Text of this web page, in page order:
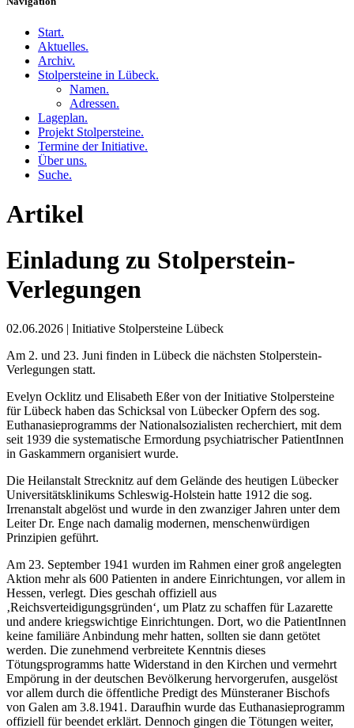
Start.
Aktuelles.
Archiv.
Stolpersteine in Lübeck.
Namen.
Adressen.
Lageplan.
Projekt Stolpersteine.
Termine der Initiative.
Über uns.
Suche.
Artikel
Einladung zu Stolperstein-
Verlegungen
02.06.2026 | Initiative Stolpersteine Lübeck
Am 2. und 23. Juni finden in Lübeck die nächsten Stolperstein-
Verlegungen statt.
Evelyn Ocklitz und Elisabeth Eßer von der Initiative Stolpersteine
für Lübeck haben das Schicksal von Lübecker Opfern des sog.
Euthanasieprogramms der Nationalsozialisten recherchiert, mit dem
seit 1939 die systematische Ermordung psychiatrischer PatientInnen
in Gaskammern organisiert wurde.
Die Heilanstalt Strecknitz auf dem Gelände des heutigen Lübecker
Universitätsklinikums Schleswig-Holstein hatte 1912 die sog.
Irrenanstalt abgelöst und wurde in den zwanziger Jahren unter dem
Leiter Dr. Enge nach damalig modernen, menschenwürdigen
Prinzipien geführt.
Am 23. September 1941 wurden im Rahmen einer groß angelegten
Aktion mehr als 600 Patienten in andere Einrichtungen, vor allem in
Hessen, verlegt. Dies geschah offiziell aus
‚Reichsverteidigungsgründen‘, um Platz zu schaffen für Lazarette
und andere kriegswichtige Einrichtungen. Dort, wo die PatientInnen
keine familiäre Anbindung mehr hatten, sollten sie dann getötet
werden. Die zunehmend verbreitete Kenntnis dieses
Tötungsprogramms hatte Widerstand in den Kirchen und vermehrt
Empörung in der deutschen Bevölkerung hervorgerufen, ausgelöst
vor allem durch die öffentliche Predigt des Münsteraner Bischofs
von Galen am 3.8.1941. Daraufhin wurde das Euthanasieprogramm
offiziell für beendet erklärt. Dennoch gingen die Tötungen weiter,